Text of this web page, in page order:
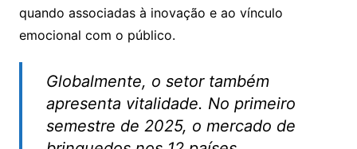
quando associadas à inovação e ao vínculo
emocional com o público.
Globalmente, o setor também
apresenta vitalidade. No primeiro
semestre de 2025, o mercado de